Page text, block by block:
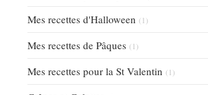
Mes recettes d'Halloween (1)
Mes recettes de Pâques (1)
Mes recettes pour la St Valentin (1)